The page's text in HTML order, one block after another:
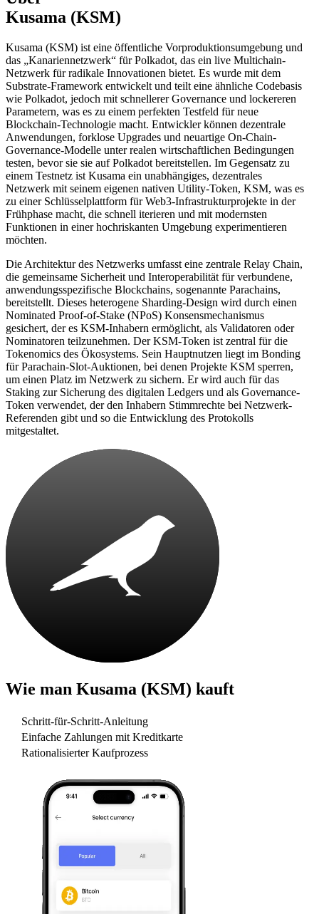
Kusama (KSM)
Kusama (KSM) ist eine öffentliche Vorproduktionsumgebung und
das „Kanariennetzwerk“ für Polkadot, das ein live Multichain-
Netzwerk für radikale Innovationen bietet. Es wurde mit dem
Substrate-Framework entwickelt und teilt eine ähnliche Codebasis
wie Polkadot, jedoch mit schnellerer Governance und lockereren
Parametern, was es zu einem perfekten Testfeld für neue
Blockchain-Technologie macht. Entwickler können dezentrale
Anwendungen, forklose Upgrades und neuartige On-Chain-
Governance-Modelle unter realen wirtschaftlichen Bedingungen
testen, bevor sie sie auf Polkadot bereitstellen. Im Gegensatz zu
einem Testnetz ist Kusama ein unabhängiges, dezentrales
Netzwerk mit seinem eigenen nativen Utility-Token, KSM, was es
zu einer Schlüsselplattform für Web3-Infrastrukturprojekte in der
Frühphase macht, die schnell iterieren und mit modernsten
Funktionen in einer hochriskanten Umgebung experimentieren
möchten.
Die Architektur des Netzwerks umfasst eine zentrale Relay Chain,
die gemeinsame Sicherheit und Interoperabilität für verbundene,
anwendungsspezifische Blockchains, sogenannte Parachains,
bereitstellt. Dieses heterogene Sharding-Design wird durch einen
Nominated Proof-of-Stake (NPoS) Konsensmechanismus
gesichert, der es KSM-Inhabern ermöglicht, als Validatoren oder
Nominatoren teilzunehmen. Der KSM-Token ist zentral für die
Tokenomics des Ökosystems. Sein Hauptnutzen liegt im Bonding
für Parachain-Slot-Auktionen, bei denen Projekte KSM sperren,
um einen Platz im Netzwerk zu sichern. Er wird auch für das
Staking zur Sicherung des digitalen Ledgers und als Governance-
Token verwendet, der den Inhabern Stimmrechte bei Netzwerk-
Referenden gibt und so die Entwicklung des Protokolls
mitgestaltet.
Wie man Kusama (KSM) kauft
Schritt-für-Schritt-Anleitung
Einfache Zahlungen mit Kreditkarte
Rationalisierter Kaufprozess